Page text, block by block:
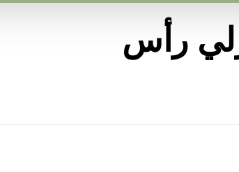
رأس